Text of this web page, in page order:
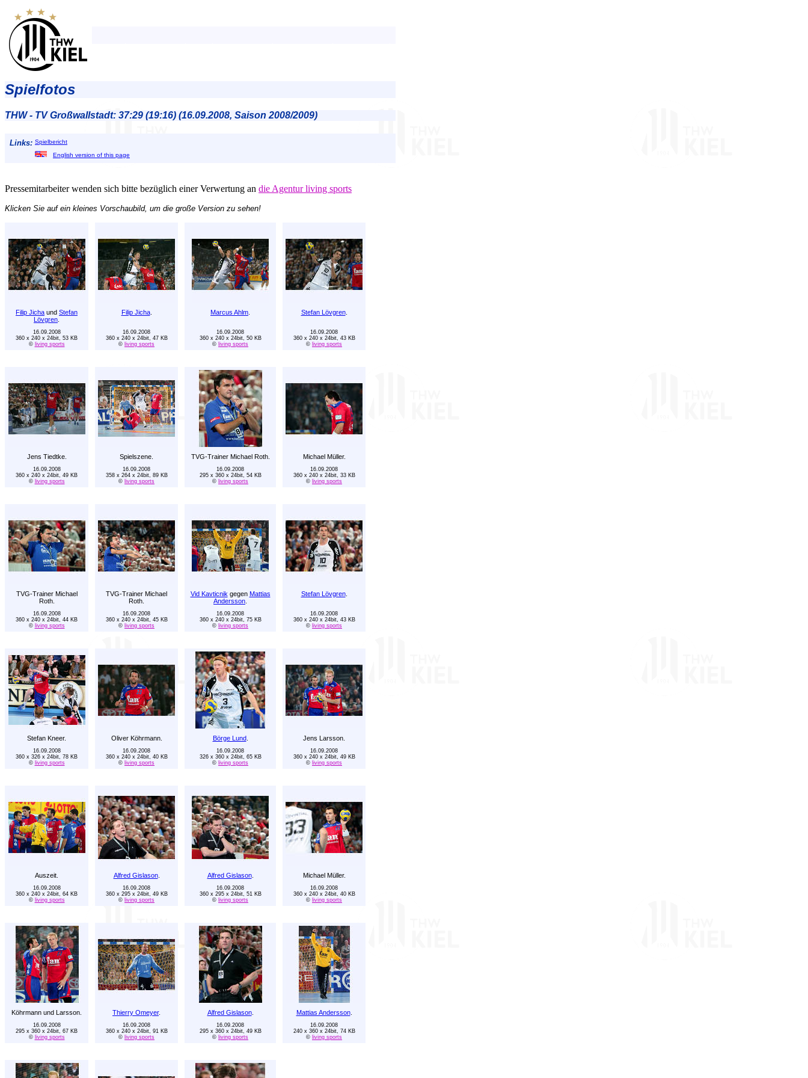
Spielfotos
THW - TV Großwallstadt: 37:29 (19:16) (16.09.2008, Saison 2008/2009)
Links: Spielbericht
English version of this page
Pressemitarbeiter wenden sich bitte bezüglich einer Verwertung an die Agentur living sports
Klicken Sie auf ein kleines Vorschaubild, um die große Version zu sehen!
Filip Jicha und Stefan
Lövgren
Filip Jicha. Marcus Ahlm Stefan Lövgren.
16.09.2008
360 x 240 x 24bit, 53 KB
© living sports
16.09.2008
360 x 240 x 24bit, 47 KB
© living sports
16.09.2008
360 x 240 x 24bit, 50 KB
© living sports
16.09.2008
360 x 240 x 24bit, 43 KB
© living sports
Jens Tiedtke. Spielszene. TVG-Trainer Michael Roth. Michael Müller.
16.09.2008
360 x 240 x 24bit, 49 KB
© living sports
16.09.2008
358 x 264 x 24bit, 89 KB
© living sports
16.09.2008
295 x 360 x 24bit, 54 KB
© living sports
16.09.2008
360 x 240 x 24bit, 33 KB
© living sports
TVG-Trainer Michael
Roth.
TVG-Trainer Michael
Roth.
Vid Kavticnik gegen Mattias
Andersson
Stefan Lövgren.
16.09.2008
360 x 240 x 24bit, 44 KB
© living sports
16.09.2008
360 x 240 x 24bit, 45 KB
© living sports
16.09.2008
360 x 240 x 24bit, 75 KB
© living sports
16.09.2008
360 x 240 x 24bit, 43 KB
© living sports
Stefan Kneer. Oliver Köhrmann. Börge Lund Jens Larsson.
16.09.2008
360 x 326 x 24bit, 78 KB
© living sports
16.09.2008
360 x 240 x 24bit, 40 KB
© living sports
16.09.2008
326 x 360 x 24bit, 65 KB
© living sports
16.09.2008
360 x 240 x 24bit, 49 KB
© living sports
Auszeit. Alfred Gislason. Alfred Gislason. Michael Müller.
16.09.2008
360 x 240 x 24bit, 64 KB
© living sports
16.09.2008
360 x 295 x 24bit, 49 KB
© living sports
16.09.2008
360 x 295 x 24bit, 51 KB
© living sports
16.09.2008
360 x 240 x 24bit, 40 KB
© living sports
Köhrmann und Larsson. Thierry Omeyer. Alfred Gislason. Mattias Andersson.
16.09.2008
295 x 360 x 24bit, 67 KB
© living sports
16.09.2008
360 x 240 x 24bit, 91 KB
© living sports
16.09.2008
295 x 360 x 24bit, 49 KB
© living sports
16.09.2008
240 x 360 x 24bit, 74 KB
© living sports